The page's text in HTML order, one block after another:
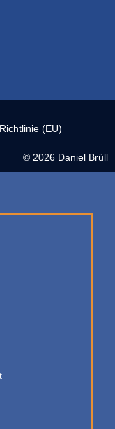
© 2026 Daniel Brüll
(EU)